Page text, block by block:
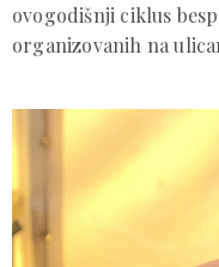
ovogodišnji ciklus
organizovanih na